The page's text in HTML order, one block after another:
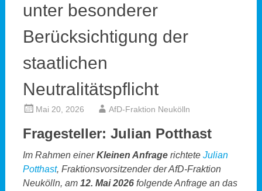
unter besonderer
Berücksichtigung der
staatlichen
Neutralitätspflicht
Mai 20, 2026 AfD-Fraktion Neukölln
Fragesteller: Julian Potthast
Im Rahmen einerKleinen Anfragerichtete Julian
Potthast, Fraktionsvorsitzender der AfD-Fraktion
Neukölln, am 12. Mai 2026 folgende Anfrage an das